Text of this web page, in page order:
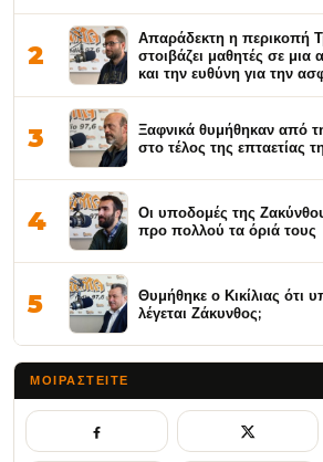
2
Απαράδεκτη η περικοπή
στοιβάζει μαθητές σε μια
και την ευθύνη για την
3
Ξαφνικά θυμήθηκαν από
στο τέλος της επταετίας
4
Οι υποδομές της
προ πολλού τα όριά τους
5
Θυμήθηκε ο Κικίλιας ότι
λέγεται Ζάκυνθος;
ΜΟΙΡΑΣΤΕΊΤΕ